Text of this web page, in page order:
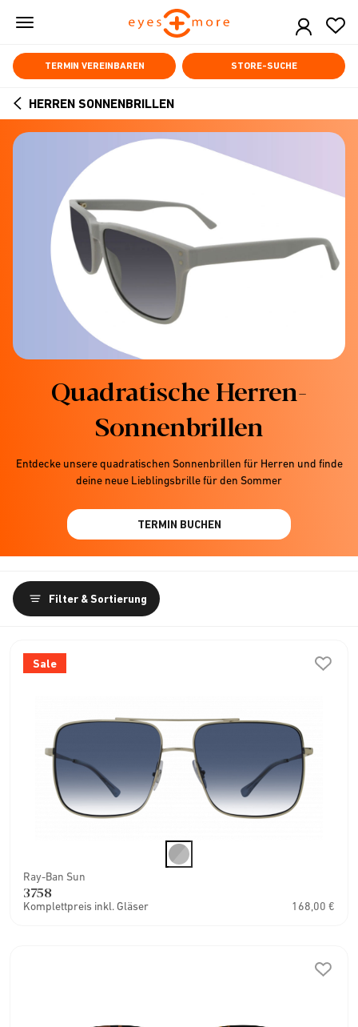
Skip
content
TERMIN VEREINBAREN STORE-SUCHE
ARROW
BACK
HERREN SONNENBRILLEN
Quadratische Herren-
Sonnenbrillen
Entdecke unsere quadratischen Sonnenbrillen für Herren und finde
deine neue Lieblingsbrille für den Sommer
TERMIN BUCHEN
Filter & Sortierung
Sale
Ray-Ban Sun
3758
Komplettpreis inkl. Gläser 168,00 €